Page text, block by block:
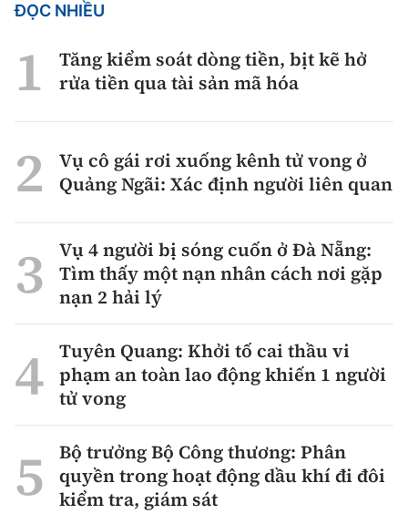
ĐỌC NHIỀU
Tăng kiểm soát dòng tiền, bịt kẽ hở
rửa tiền qua tài sản mã hóa
Vụ cô gái rơi xuống kênh tử vong ở
Quảng Ngãi: Xác định người liên quan
Vụ 4 người bị sóng cuốn ở Đà Nẵng:
Tìm thấy một nạn nhân cách nơi gặp
nạn 2 hải lý
Tuyên Quang: Khởi tố cai thầu vi
phạm an toàn lao động khiến 1 người
tử vong
Bộ trưởng Bộ Công thương: Phân
quyền trong hoạt động dầu khí đi đôi
kiểm tra, giám sát